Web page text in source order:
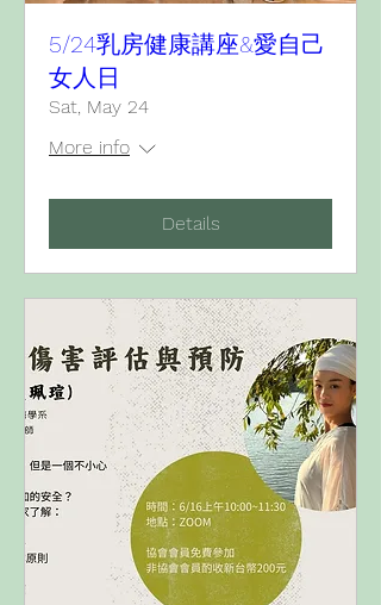
5/24乳房健康講座&愛自己
女人日
Sat, May 24
More info
Details